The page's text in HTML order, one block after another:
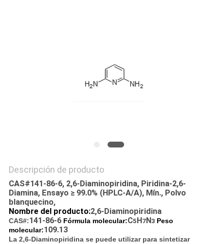
Descripción de producto
CAS#141-86-6, 2,6-Diaminopiridina, Piridina-2,6-
Diamina, Ensayo ≥ 99.0% (HPLC-A/A), Mín., Polvo
blanquecino,
Nombre del producto:2,6-Diaminopiridina
CAS#:141-86-6 Fórmula molecular:C5 H 7N3 Peso
molecular:109.13
La 2,6-Diaminopiridina se puede utilizar para sintetizar